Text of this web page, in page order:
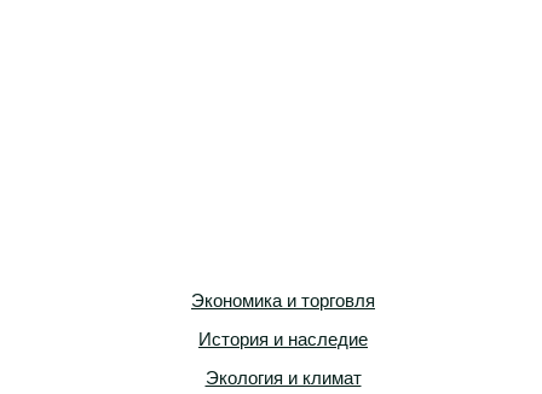
Экономика и торговля
История и наследие
Экология и климат